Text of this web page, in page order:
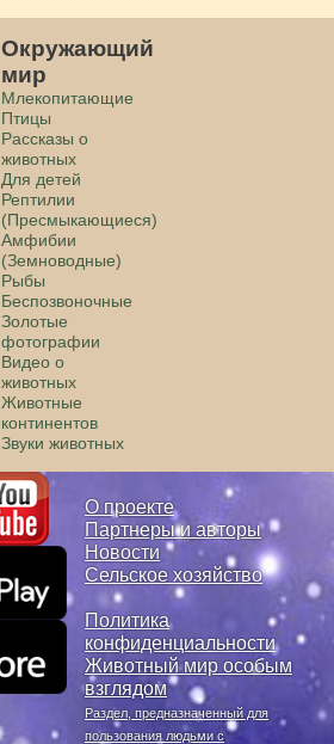
Окружающий
мир
Млекопитающие
Птицы
Рассказы о
животных
Для детей
Рептилии
(Пресмыкающиеся)
Амфибии
(Земноводные)
Рыбы
Беспозвоночные
Золотые
фотографии
Видео о
животных
Животные
континентов
Звуки животных
О проекте
Партнеры и авторы
Новости
Сельское хозяйство
Политика
конфиденциальности
Животный мир особым
взглядом
Раздел, предназначенный для
пользования людьми с